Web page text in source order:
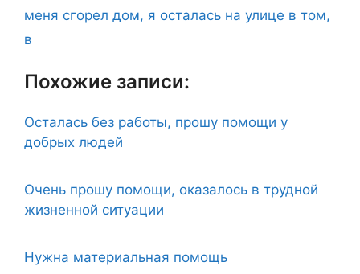
меня сгорел дом, я осталась на улице в том,
в
Похожие записи:
Осталась без работы, прошу помощи у
добрых людей
Очень прошу помощи, оказалось в трудной
жизненной ситуации
Нужна материальная помощь